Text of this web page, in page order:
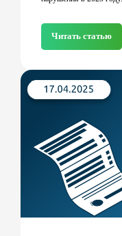
Читать статью